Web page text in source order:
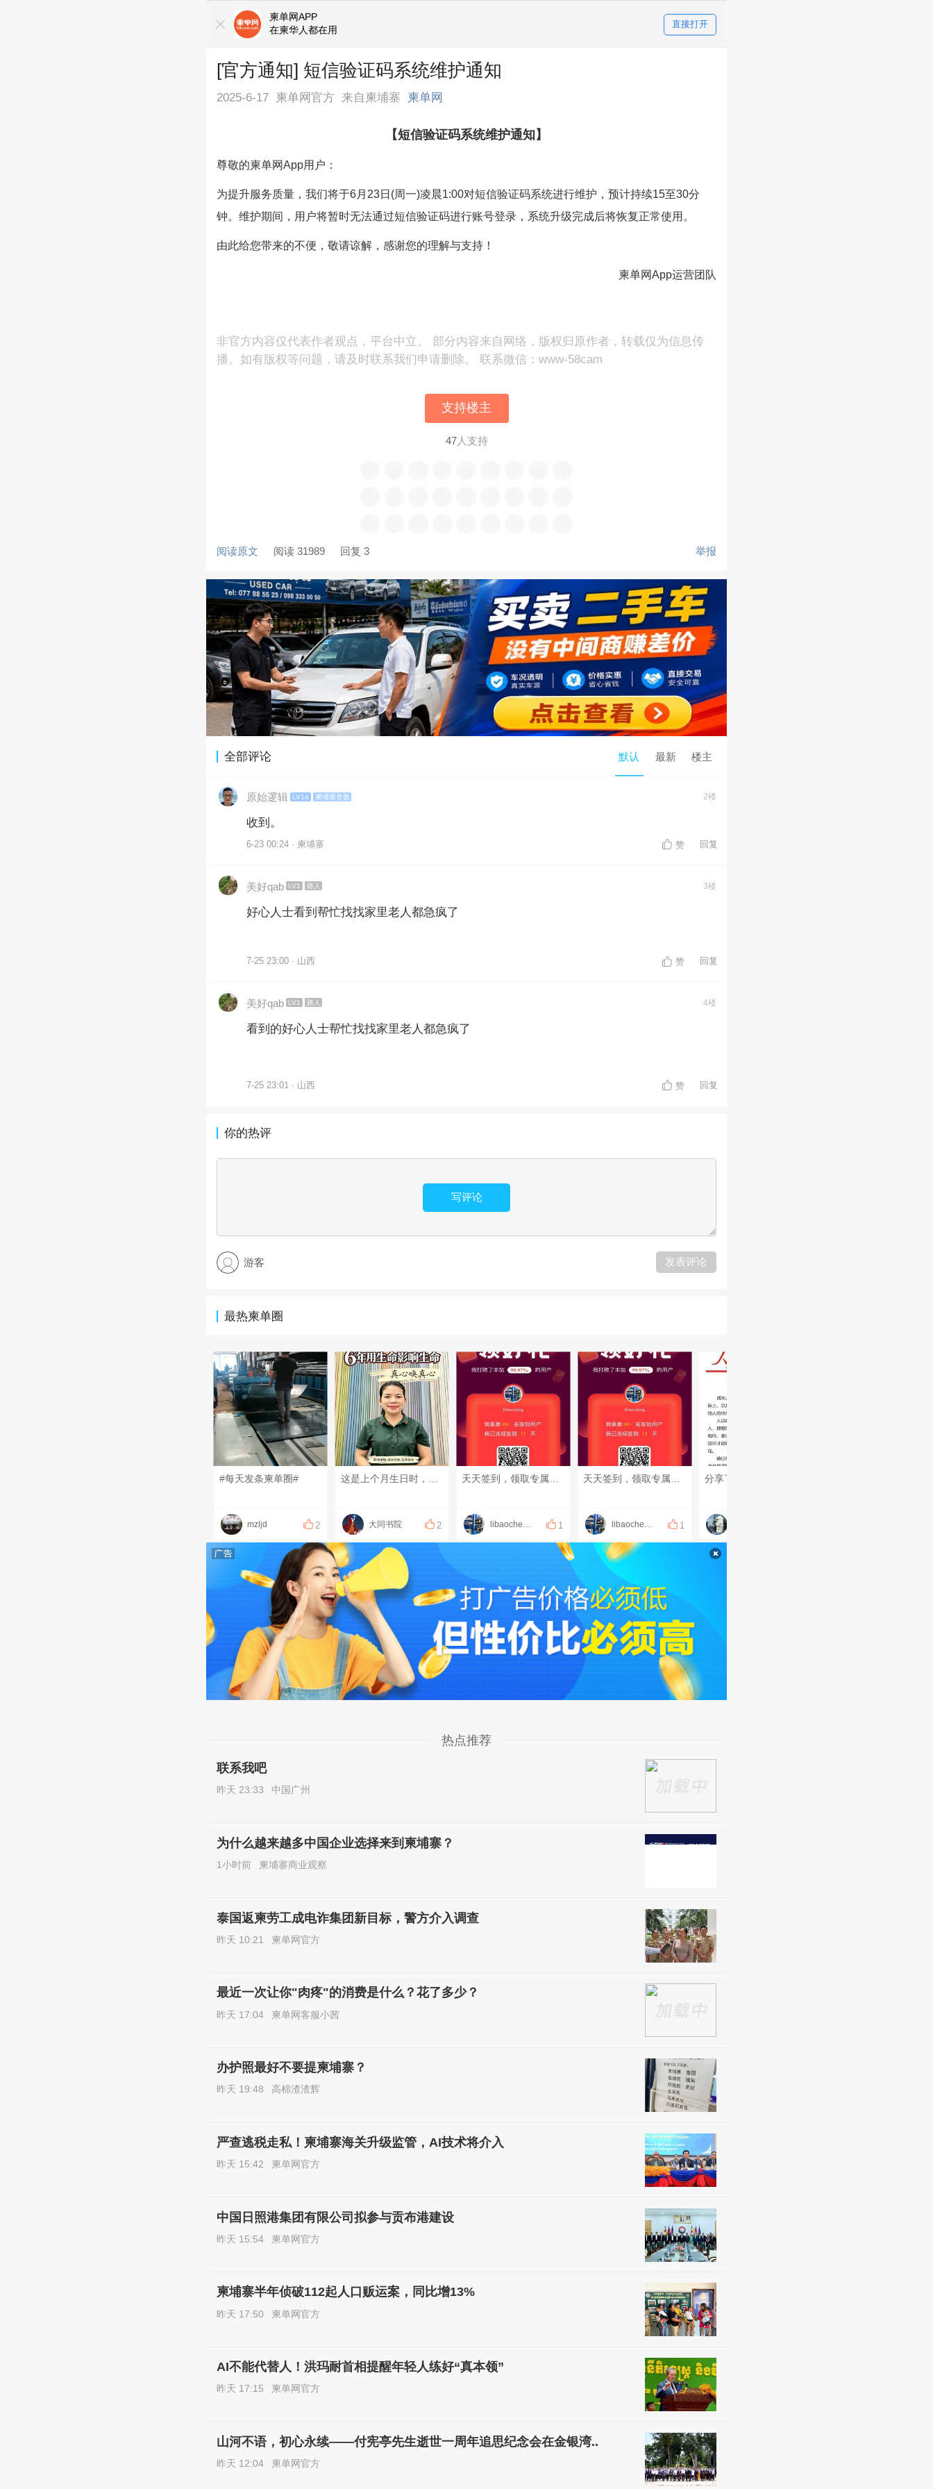
柬单网APP
在柬华人都在用
直接打开
[官方通知] 短信验证码系统维护通知
2025-6-17 柬单网官方 来自柬埔寨 柬单网
【短信验证码系统维护通知】
尊敬的柬单网App用户：
为提升服务质量，我们将于6月23日(周一)凌晨1:00对短信验证码系统进行维护，预计持续15至30分
钟。维护期间，用户将暂时无法通过短信验证码进行账号登录，系统升级完成后将恢复正常使用。
由此给您带来的不便，敬请谅解，感谢您的理解与支持！
柬单网App运营团队
非官方内容仅代表作者观点，平台中立。 部分内容来自网络，版权归原作者，转载仅为信息传
播。如有版权等问题，请及时联系我们申请删除。 联系微信：www-58cam
支持楼主
47人支持
阅读原文 阅读 31989 回复 3 举报
全部评论 默认 最新 楼主
原始逻辑 LV14 柬埔寨贵族 2楼
收到。
6-23 00:24 · 柬埔寨 赞 回复
美好qab LV1 路人 3楼
好心人士看到帮忙找找家里老人都急疯了
7-25 23:00 · 山西 赞 回复
美好qab LV1 路人 4楼
看到的好心人士帮忙找找家里老人都急疯了
7-25 23:01 · 山西 赞 回复
你的热评
写评论
游客 发表评论
最热柬单圈
#每天发条柬单圈#
mzljd 2
这是上个月生日时，店里同事自发拍祝贺视频，我被感动哭了。过去6年真心唤真心，迎来了彼此生命的升腾。#红尘修行 #开悟觉醒 #中国文化
大同书院 2
天天签到，领取专属福利
1
天天签到，领取专属福利
1
分享了图片
热点推荐
联系我吧
昨天 23:33 中国广州
为什么越来越多中国企业选择来到柬埔寨？
1小时前 柬埔寨商业观察
泰国返柬劳工成电诈集团新目标，警方介入调查
昨天 10:21 柬单网官方
最近一次让你"肉疼"的消费是什么？花了多少？
昨天 17:04 柬单网客服小茜
办护照最好不要提柬埔寨？
昨天 19:48 高棉渣渣辉
严查逃税走私！柬埔寨海关升级监管，AI技术将介入
昨天 15:42 柬单网官方
中国日照港集团有限公司拟参与贡布港建设
昨天 15:54 柬单网官方
柬埔寨半年侦破112起人口贩运案，同比增13%
昨天 17:50 柬单网官方
AI不能代替人！洪玛耐首相提醒年轻人练好“真本领”
昨天 17:15 柬单网官方
山河不语，初心永续——付宪亭先生逝世一周年追思纪念会在金银湾..
昨天 12:04 柬单网官方